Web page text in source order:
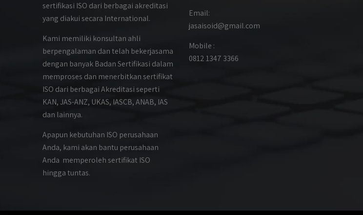
sertifikasi ISO dari berbagai akreditasi
yang diakui secara International.
Kami memiliki konsultan ahli
berpengalaman dan telah bekerjasama
dengan banyak Badan Sertifikasi dalam
memproses dan menerbitkan sertifikat
ISO dari berbagai Akreditasi seperti
KAN, JAS-ANZ, UKAS, IASCB, ANAB, IAS
dan lainnya.
Apapun kebutuhan ISO perusahaan
Anda, kami akan bantu perusahaan
Anda memperoleh sertifikat ISO
hingga tuntas.
Email:
jasaisoid@gmail.com
Mobile :
0812 1347 3366